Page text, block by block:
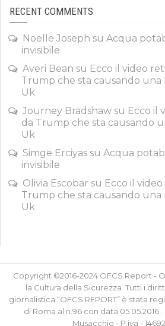
RECENT COMMENTS
Noelle Joseph su Acqua
invisibile
Averi Bean su Ecco il video
Trump che sta causando una
Uk
Journey Bradshaw su Ecco il
da Trump che sta causando
Uk
Simge Erciyas su Acqua
invisibile
Olivia Escobar su Ecco il
Trump che sta causando una
Uk
Copyright ©2016-2024 OFCS.Report -
la Cultura della Sicurezza. Tutti i
giornalistica “OFCS.REPORT” è stata
di Roma al n.96 con data 05.05.2016
Musacchio - P.iva -